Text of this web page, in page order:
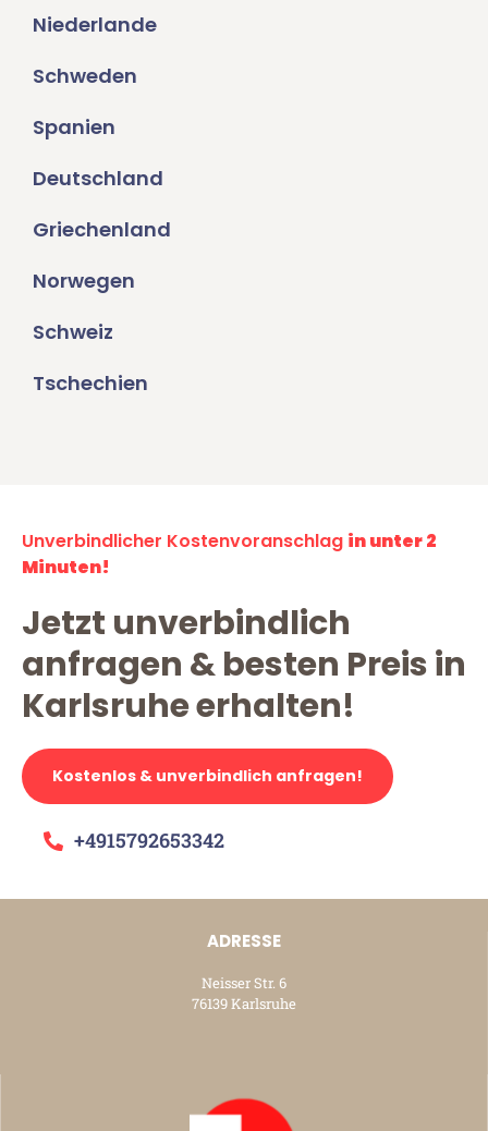
Niederlande
Schweden
Spanien
Deutschland
Griechenland
Norwegen
Schweiz
Tschechien
Unverbindlicher Kostenvoranschlag in unter 2
Minuten!
Jetzt unverbindlich
anfragen & besten Preis in
Karlsruhe erhalten!
Kostenlos & unverbindlich anfragen!
+4915792653342
ADRESSE
Neisser Str. 6
76139 Karlsruhe